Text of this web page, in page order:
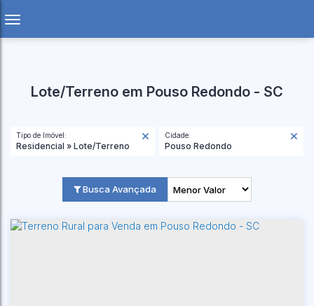
Lote/Terreno em Pouso Redondo - SC
Tipo de Imóvel:
Residencial » Lote/Terreno
Cidade:
Pouso Redondo
Busca Avançada